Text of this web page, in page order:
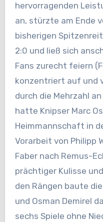
hervorragenden
an, stürzte am Ende
bisherigen
2:0 und ließ sich
Fans zurecht feiern
konzentriert auf und
durch die Mehrzahl
hatte Knipser Marc
Heimmannschaft in
Vorarbeit von Philipp
Faber nach Remus-
prächtiger Kulisse
den Rängen baute
und Osman Demirel
sechs Spiele ohne